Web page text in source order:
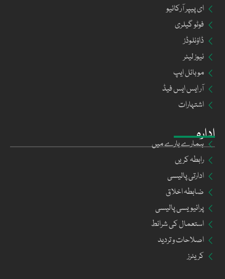
ادارہ
ہمارے بارے میں
رابطہ کریں
ادارتی پالیسی
ضابطہ اخلاق
پرائیویسی پالیسی
استعمال کی شرائط
اصلاحات و تردید
کریئرز
ای پیپر آرکائیو
فوٹو گیلری
ڈاؤنلوڈز
نیوز لیٹر
موبائل ایپ
آر ایس ایس فیڈ
اشتہارات